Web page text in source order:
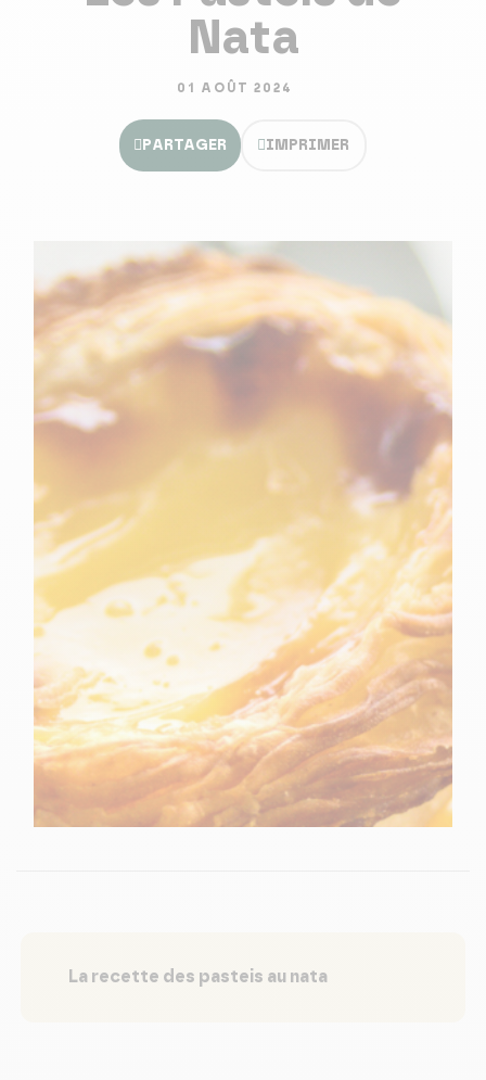
Nata
01 AOÛT 2024
PARTAGER IMPRIMER
La recette des pasteis au nata